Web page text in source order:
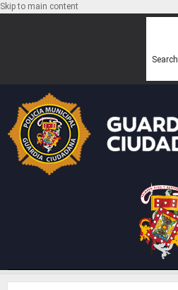
Skip to main content
Search